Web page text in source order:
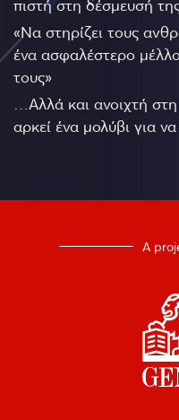
πιστή στη δέσμευσή
«Να στηρίζει τους
ένα ασφαλέστερο
τους»
…Αλλά και ανοιχτή
αρκεί ένα μολύβι για
A